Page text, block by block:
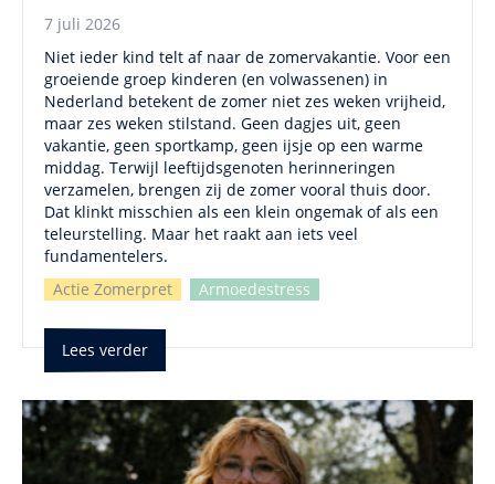
7 juli 2026
Niet ieder kind telt af naar de zomervakantie. Voor een
groeiende groep kinderen (en volwassenen) in
Nederland betekent de zomer niet zes weken vrijheid,
maar zes weken stilstand. Geen dagjes uit, geen
vakantie, geen sportkamp, geen ijsje op een warme
middag. Terwijl leeftijdsgenoten herinneringen
verzamelen, brengen zij de zomer vooral thuis door.
Dat klinkt misschien als een klein ongemak of als een
teleurstelling. Maar het raakt aan iets veel
fundamentelers.
Actie Zomerpret
Armoedestress
Lees verder